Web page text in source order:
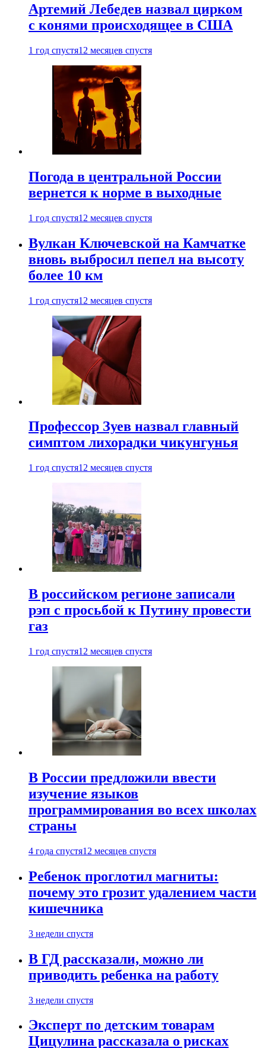
Артемий Лебедев назвал цирком
с конями происходящее в США
1 год спустя12 месяцев спустя
Погода в центральной России
вернется к норме в выходные
1 год спустя12 месяцев спустя
Вулкан Ключевской на Камчатке
вновь выбросил пепел на высоту
более 10 км
1 год спустя12 месяцев спустя
Профессор Зуев назвал главный
симптом лихорадки чикунгунья
1 год спустя12 месяцев спустя
В российском регионе записали
рэп с просьбой к Путину провести
газ
1 год спустя12 месяцев спустя
В России предложили ввести
изучение языков
программирования во всех школах
страны
4 года спустя12 месяцев спустя
Ребенок проглотил магниты:
почему это грозит удалением части
кишечника
3 недели спустя
В ГД рассказали, можно ли
приводить ребенка на работу
3 недели спустя
Эксперт по детским товарам
Цицулина рассказала о рисках